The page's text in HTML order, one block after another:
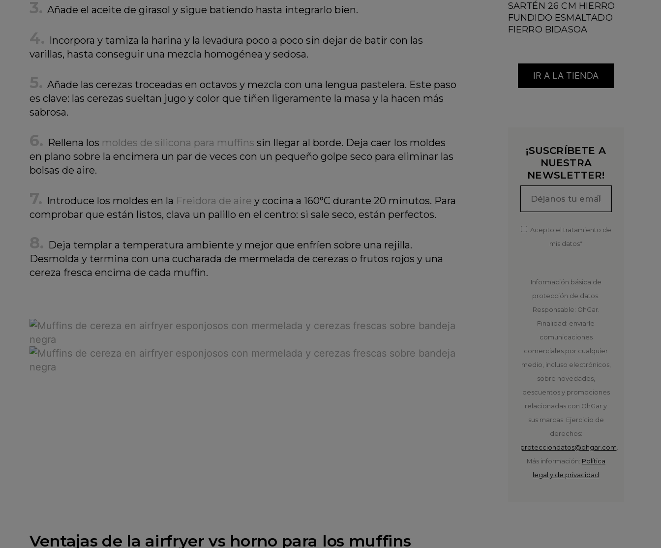
Añade el aceite de girasol y sigue batiendo hasta integrarlo bien.
Incorpora y tamiza la harina y la levadura poco a poco sin dejar de batir con las
varillas, hasta conseguir una mezcla homogénea y sedosa.
Añade las cerezas troceadas en octavos y mezcla con una lengua pastelera. Este paso
es clave: las cerezas sueltan jugo y color que tiñen ligeramente la masa y la hacen más
sabrosa.
Rellena los moldes de silicona para muffins sin llegar al borde. Deja caer los moldes
en plano sobre la encimera un par de veces con un pequeño golpe seco para eliminar las
bolsas de aire.
Introduce los moldes en la Freidora de aire y cocina a 160°C durante 20 minutos. Para
comprobar que están listos, clava un palillo en el centro: si sale seco, están perfectos.
Deja templar a temperatura ambiente y mejor que enfríen sobre una rejilla.
Desmolda y termina con una cucharada de mermelada de cerezas o frutos rojos y una
cereza fresca encima de cada muffin.
SARTÉN 26 CM HIERRO
FUNDIDO ESMALTADO
FIERRO BIDASOA
IR A LA TIENDA
¡SUSCRÍBETE A
NUESTRA
NEWSLETTER!
Acepto el tratamiento de
mis datos*
Información básica de
protección de datos.
Responsable: OhGar.
Finalidad: enviarle
comunicaciones
comerciales por cualquier
medio, incluso electrónicos,
sobre novedades,
descuentos y promociones
relacionadas con OhGar y
sus marcas. Ejercicio de
derechos:
protecciondatos@ohgar.com.
Más información: Política
legal y de privacidad